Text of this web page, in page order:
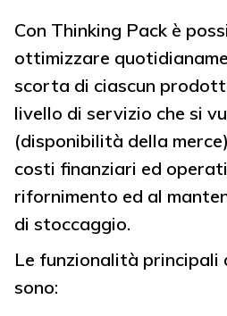
Con Thinking Pack è
ottimizzare
scorta di ciascun
livello di servizio che si
(disponibilità della
costi finanziari ed
rifornimento ed al
di stoccaggio.
Le funzionalità principali
sono: